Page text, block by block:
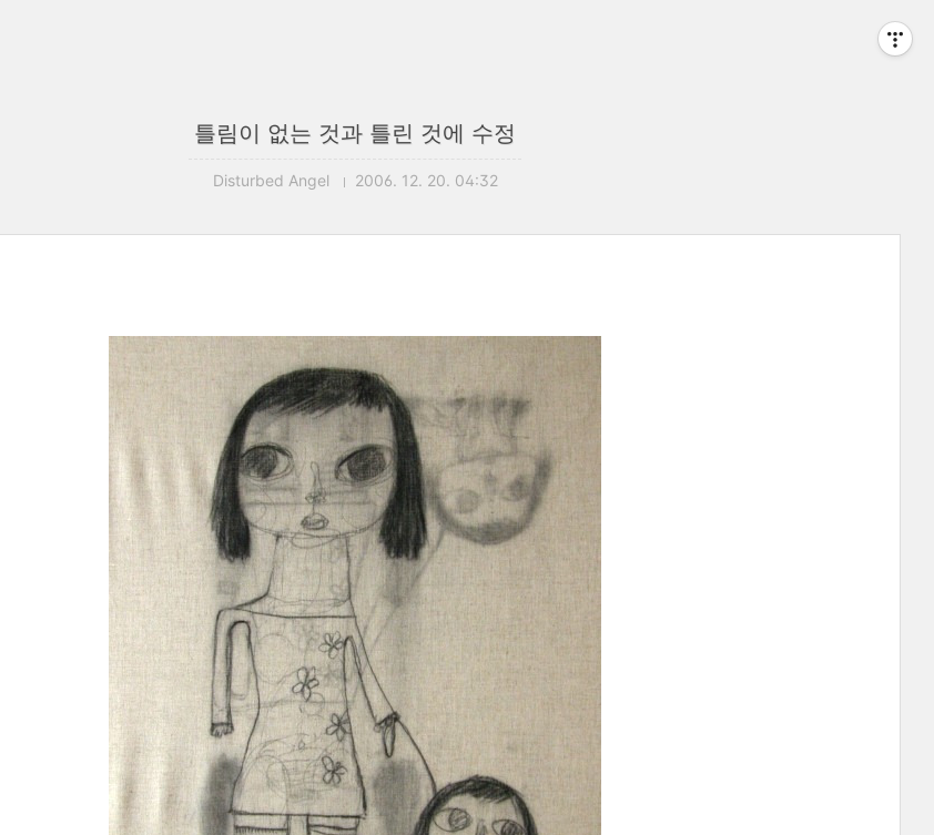
틀림이 없는 것과 틀린 것에 수정
Disturbed Angel 2006. 12. 20. 04:32